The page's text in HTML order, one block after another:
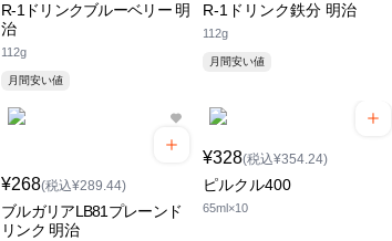
R-1ドリンクブルーベリー 明
治
112g
月間安い値
R-1ドリンク鉄分 明治
112g
月間安い値
¥268(税込¥289.44)
ブルガリアLB81プレーンド
リンク 明治
¥328(税込¥354.24)
ピルクル400
65ml×10